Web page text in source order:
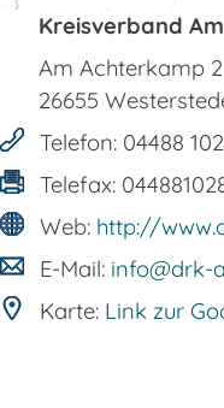
Kreisverband
Am Achterkamp 2
26655
Telefon: 04488
Telefax:
Web: http://
E-Mail: info@drk-
Karte: Link zur